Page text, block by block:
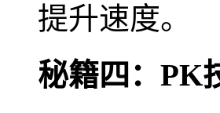
提升速度。
秘籍四：PK